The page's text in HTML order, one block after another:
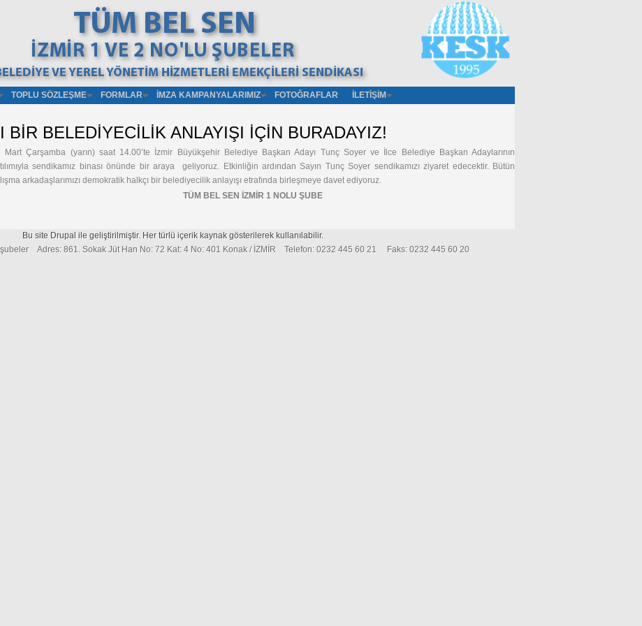
TOPLU SÖZLEŞME FORMLAR İMZA KAMPANYALARIMIZ FOTOĞRAFLAR İLETIŞIM
BİR BELEDİYECİLİK ANLAYIŞI İÇİN BURADAYIZ!
Mart Çarşamba (yarın) saat 14.00’te İzmir Büyükşehir Belediye Başkan Adayı Tunç Soyer ve İlce Belediye Başkan Adaylarının
sendikamız binası önünde bir araya geliyoruz. Etkinliğin ardından Sayın Tunç Soyer sendikamızı ziyaret edecektir. Bütün
arkadaşlarımızı demokratik halkçı bir belediyecilik anlayışı etrafında birleşmeye davet ediyoruz.
TÜM BEL SEN İZMİR 1 NOLU ŞUBE
Bu site Drupal ile geliştirilmiştir. Her türlü içerik kaynak gösterilerek kullanılabilir.
şubeler Adres: 861. Sokak Jüt Han No: 72 Kat: 4 No: 401 Konak / İZMİR Telefon: 0232 445 60 21 Faks: 0232 445 60 20